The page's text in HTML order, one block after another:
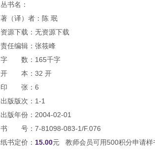
丛书名：
著（译）者：陈 珉
资源下载：无资源下载
责任编辑：张筱峰
字 数：165千字
开 本：32 开
印 张：6
出版版次：1-1
出版年份：2004-02-01
书 号：7-81098-083-1/F.076
纸书定价： 15.00元 教师会员可用500积分申请样